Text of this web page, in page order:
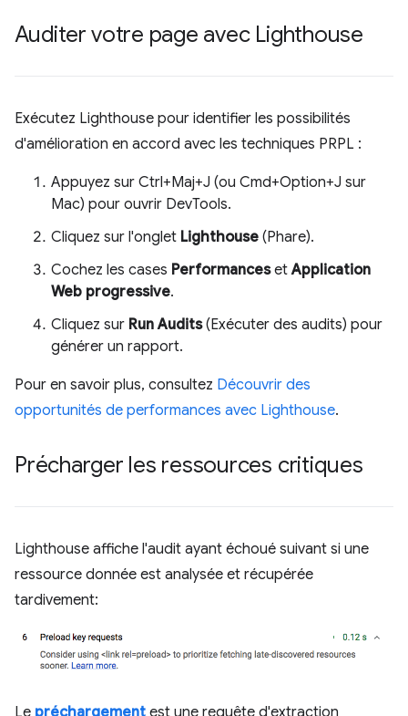
Auditer votre page avec Lighthouse
Exécutez Lighthouse pour identifier les possibilités
d'amélioration en accord avec les techniques PRPL :
Appuyez sur Ctrl+Maj+J (ou Cmd+Option+J sur
Mac) pour ouvrir DevTools.
Cliquez sur l'onglet Lighthouse (Phare).
Cochez les cases PerformancesetApplication
Web progressive.
Cliquez sur Run Audits(Exécuter des audits) pour
générer un rapport.
Pour en savoir plus, consultez Découvrir des
opportunités de performances avec Lighthouse.
Précharger les ressources critiques
Lighthouse affiche l'audit ayant échoué suivant si une
ressource donnée est analysée et récupérée
tardivement: